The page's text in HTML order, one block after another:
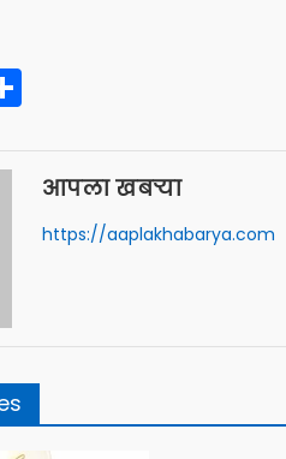
आपला खबऱ्या
https://aaplakhabarya.com